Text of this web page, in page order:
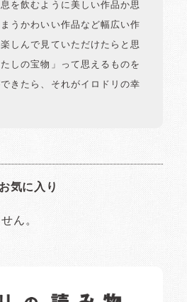
を飲むように美しい作品か思
うかわいい作品など幅広い作
しんで見ていただけたらと思
しの宝物」って思えるものを
きたら、それがイロドリの幸
お気に入り
ん。
です。